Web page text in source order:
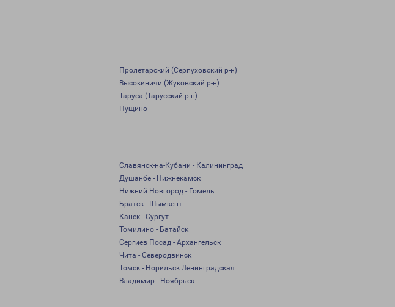
Пролетарский (Серпуховский р-н)
Высокиничи (Жуковский р-н)
Таруса (Тарусский р-н)
Пущино
Славянск-на-Кубани - Калининград
Душанбе - Нижнекамск
Нижний Новгород - Гомель
Братск - Шымкент
Канск - Сургут
Томилино - Батайск
Сергиев Посад - Архангельск
Чита - Северодвинск
Томск - Норильск Ленинградская
Владимир - Ноябрьск